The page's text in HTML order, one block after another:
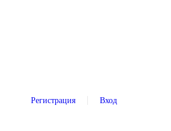
Регистрация Вход